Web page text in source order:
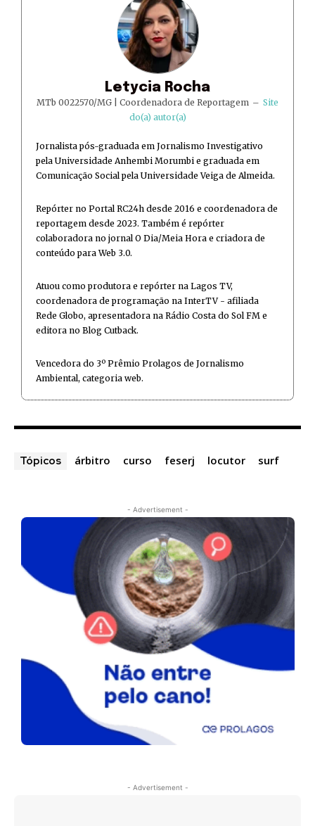
Letycia Rocha
MTb 0022570/MG | Coordenadora de Reportagem – Site
do(a) autor(a)
Jornalista pós-graduada em Jornalismo Investigativo
pela Universidade Anhembi Morumbi e graduada em
Comunicação Social pela Universidade Veiga de Almeida.
Repórter no Portal RC24h desde 2016 e coordenadora de
reportagem desde 2023. Também é repórter
colaboradora no jornal O Dia/Meia Hora e criadora de
conteúdo para Web 3.0.
Atuou como produtora e repórter na Lagos TV,
coordenadora de programação na InterTV - afiliada
Rede Globo, apresentadora na Rádio Costa do Sol FM e
editora no Blog Cutback.
Vencedora do 3º Prêmio Prolagos de Jornalismo
Ambiental, categoria web.
Tópicos árbitro curso feserj locutor surf
- Advertisement -
- Advertisement -